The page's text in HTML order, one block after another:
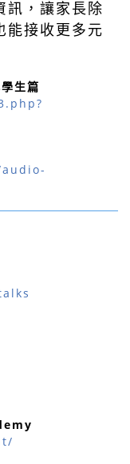
訊，讓家長除
能接收更多元
生篇